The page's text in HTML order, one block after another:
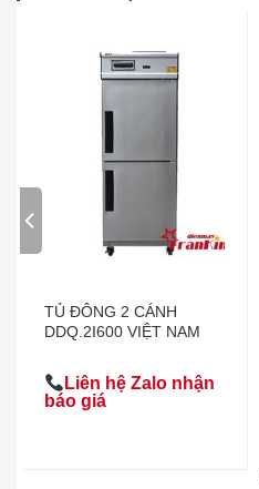
TỦ ĐÔNG 2 CÁNH
DDQ.2I600 VIỆT NAM
Liên hệ Zalo nhận
báo giá